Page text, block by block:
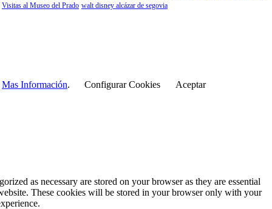
Visitas al Museo del Prado walt disney alcázar de segovia
Mas Información. Configurar Cookies Aceptar
as necessary are stored on your browser as they are essential
These cookies will be stored in your browser only with your